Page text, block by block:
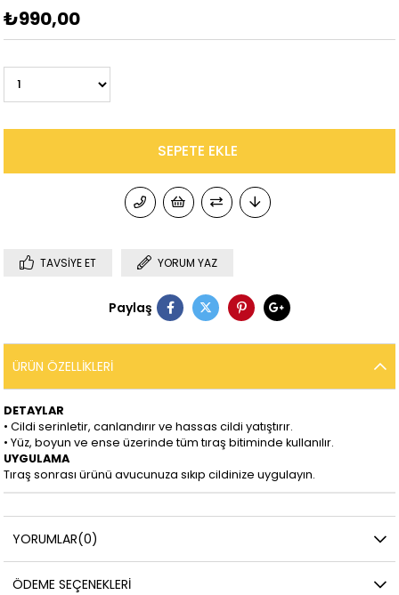
₺990,00
TAVSIYE ET YORUM YAZ
Paylaş
ÜRÜN ÖZELLIKLERI
DETAYLAR
• Cildi serinletir, canlandırır ve hassas cildi yatıştırır.
• Yüz, boyun ve ense üzerinde tüm tıraş bitiminde kullanılır.
UYGULAMA
Tıraş sonrası ürünü avucunuza sıkıp cildinize uygulayın.
YORUMLAR(0)
ÖDEME SEÇENEKLERI